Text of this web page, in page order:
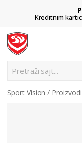
Kreditnim
P
Sport Vision Proizvodi